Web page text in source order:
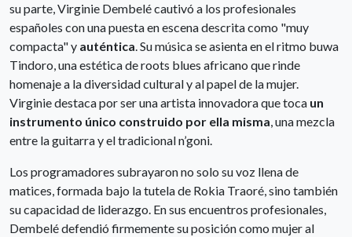
su parte, Virginie Dembelé cautivó a los profesionales
españoles con una puesta en escena descrita como "muy
compacta" y auténtica. Su música se asienta en el ritmo buwa
Tindoro, una estética de roots blues africano que rinde
homenaje a la diversidad cultural y al papel de la mujer.
Virginie destaca por ser una artista innovadora que toca un
instrumento único construido por ella misma, una mezcla
entre la guitarra y el tradicional n’goni.
Los programadores subrayaron no solo su voz llena de
matices, formada bajo la tutela de Rokia Traoré, sino también
su capacidad de liderazgo. En sus encuentros profesionales,
Dembelé defendió firmemente su posición como mujer al